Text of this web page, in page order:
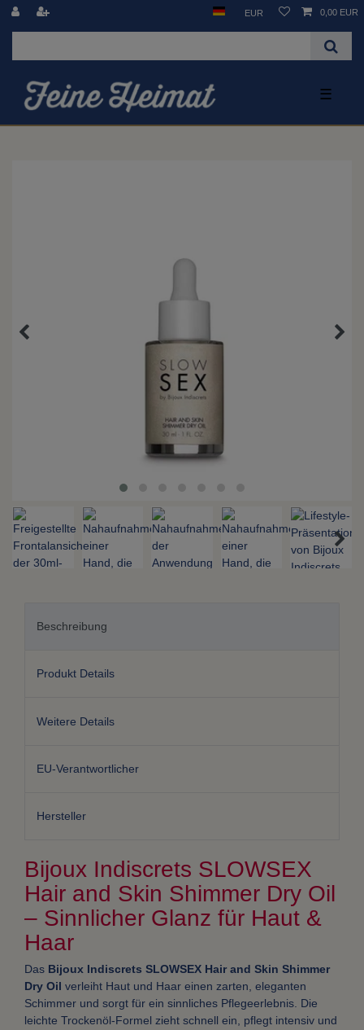
EUR 0,00 EUR
☰
Beschreibung
Produkt Details
Weitere Details
EU-Verantwortlicher
Hersteller
Bijoux Indiscrets SLOWSEX
Hair and Skin Shimmer Dry Oil
– Sinnlicher Glanz für Haut &
Haar
Das Bijoux Indiscrets SLOWSEX Hair and Skin Shimmer
Dry Oil verleiht Haut und Haar einen zarten, eleganten
Schimmer und sorgt für ein sinnliches Pflegeerlebnis. Die
leichte Trockenöl‑Formel zieht schnell ein, pflegt intensiv und